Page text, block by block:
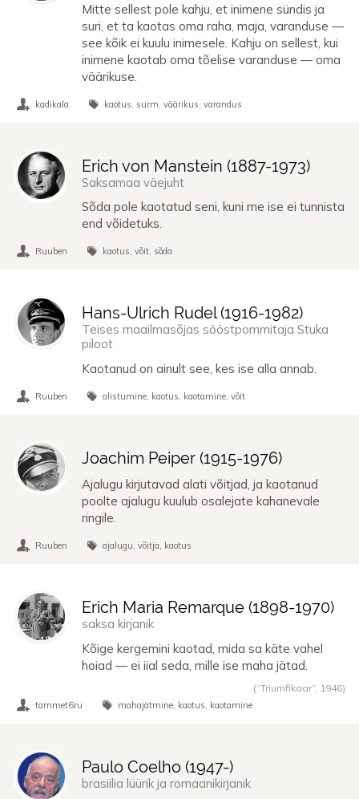
Mitte sellest pole kahju, et inimene sündis ja
suri, et ta kaotas oma raha, maja, varanduse —
see kõik ei kuulu inimesele. Kahju on sellest, kui
inimene kaotab oma tõelise varanduse — oma
väärikuse.
kadikala kaotus surm väärikus varandus
Erich von Manstein (1887-1973)
Saksamaa väejuht
Sõda pole kaotatud seni, kuni me ise ei tunnista
end võidetuks.
Ruuben kaotus võit sõda
Hans-Ulrich Rudel (1916-1982)
Teises maailmasõjas sööstpommitaja Stuka
piloot
Kaotanud on ainult see, kes ise alla annab.
Ruuben alistumine kaotus kaotamine võit
Joachim Peiper (1915-1976)
Ajalugu kirjutavad alati võitjad, ja kaotanud
poolte ajalugu kuulub osalejate kahanevale
ringile.
Ruuben ajalugu võitja kaotus
Erich Maria Remarque (1898-1970)
saksa kirjanik
Kõige kergemini kaotad, mida sa käte vahel
hoiad — ei iial seda, mille ise maha jätad.
(“Triumfikaar”, 1946)
tammet6ru mahajätmine kaotus kaotamine
Paulo Coelho (1947-)
brasiilia lüürik ja romaanikirjanik